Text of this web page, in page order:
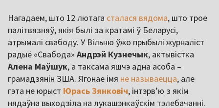
Нагадаем, што 12 лютага сталася вядома, што трое
палітвязняў, якія былі за кратамі ў Беларусі,
атрымалі свабоду. У Вільню ўжо прыбылі журналіст
радыё «Свабода» Андрэй Кузнечык, актывістка
Алена Маўшук, а таксама яшчэ адна асоба –
грамадзянін ЗША. Ягонае імя не называецца, але
гэта не юрыст Юрась Зянковіч, інтэрв’ю з якім
нядаўна выходзіла на лукашэнкаўскім тэлебачанні.